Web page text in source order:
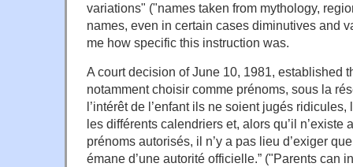
variations" ("names taken from mythology,
names, even in certain cases diminutives and
me how specific this instruction was.
A court decision of June 10, 1981, established
notamment choisir comme prénoms, sous la
l’intérêt de l’enfant ils ne soient jugés
les différents calendriers et, alors qu’il n’existe
prénoms autorisés, il n’y a pas lieu d’exiger
émane d’une autorité officielle.” ("Parents can